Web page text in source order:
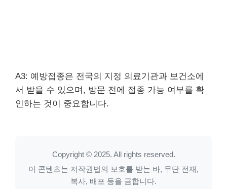
A3: 예방접종은 전국의 지정 의료기관과 보건소에
서 받을 수 있으며, 방문 전에 접종 가능 여부를 확
인하는 것이 중요합니다.
Copyright © 2025. All rights reserved.
이 콘텐츠는 저작권법의 보호를 받는 바, 무단 전재,
복사, 배포 등을 금합니다.